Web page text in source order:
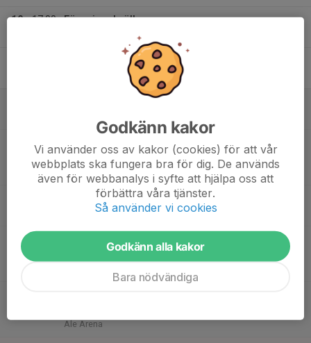
19
17:00
Föreningskväll
11:00
11:45
Match mot Sarpsborg Bandy
Kakservice Cup P15
Ale Arena
Kakservice Cup 2026
Ale Arena
Match mot Nässjö Idrottsförening
Kakservice Cup P15
Ale Arena
Godkänn kakor
Vi använder oss av kakor (cookies) för att vår
webbplats ska fungera bra för dig. De används
även för webbanalys i syfte att hjälpa oss att
förbättra våra tjänster.
Så använder vi cookies
Godkänn alla kakor
Bara nödvändiga